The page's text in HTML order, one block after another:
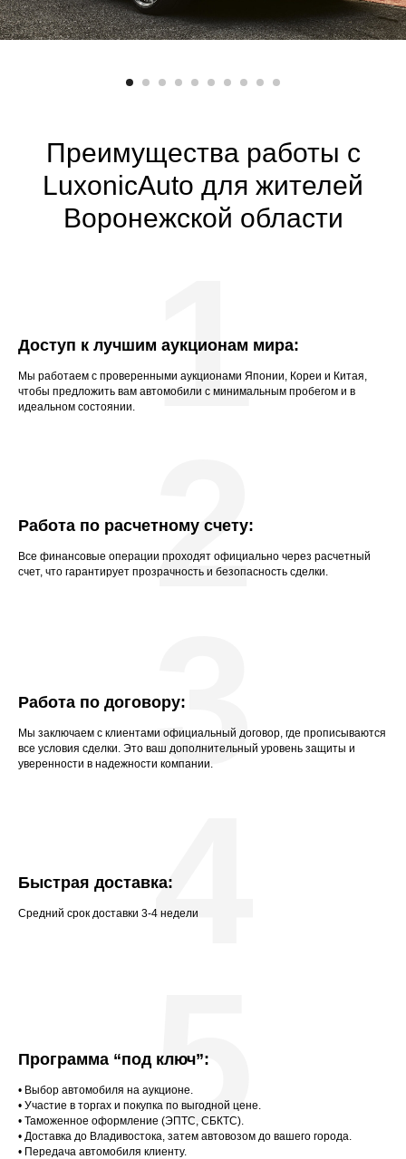
Преимущества работы с
LuxonicАuto для жителей
Воронежской области
Доступ к лучшим аукционам мира:
Мы работаем с проверенными аукционами Японии, Кореи и Китая,
чтобы предложить вам автомобили с минимальным пробегом и в
идеальном состоянии.
1
Работа по расчетному счету:
Все финансовые операции проходят официально через расчетный
счет, что гарантирует прозрачность и безопасность сделки.
2
Работа по договору:
Мы заключаем с клиентами официальный договор, где прописываются
все условия сделки. Это ваш дополнительный уровень защиты и
уверенности в надежности компании.
3
Быстрая доставка:
Средний срок доставки 3-4 недели
4
Программа “под ключ”:
• Выбор автомобиля на аукционе.
• Участие в торгах и покупка по выгодной цене.
• Таможенное оформление (ЭПТС, СБКТС).
• Доставка до Владивостока, затем автовозом до вашего города.
• Передача автомобиля клиенту.5